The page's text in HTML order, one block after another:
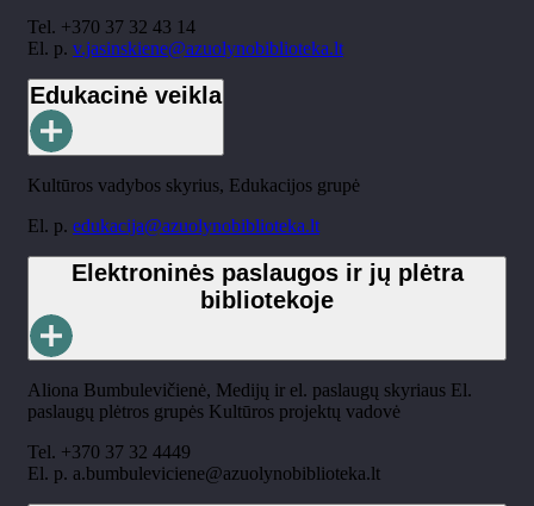
Tel. +370 37 32 43 14
El. p. v.jasinskiene@azuolynobiblioteka.lt
Edukacinė veikla
Kultūros vadybos skyrius, Edukacijos grupė
El. p. edukacija@azuolynobiblioteka.lt
Elektroninės paslaugos ir jų plėtra
bibliotekoje
Aliona Bumbulevičienė, Medijų ir el. paslaugų skyriaus El.
paslaugų plėtros grupės Kultūros projektų vadovė
Tel. +370 37 32 4449
El. p. a.bumbuleviciene@azuolynobiblioteka.lt